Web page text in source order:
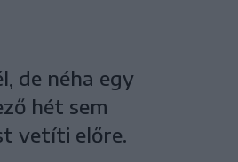
de néha egy
hét sem
vetíti előre.